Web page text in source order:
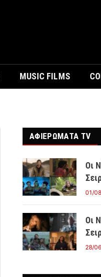
MUSIC FILMS
ΑΦΙΕΡΩΜΑΤΑ TV
Οι
01/
Οι
28/